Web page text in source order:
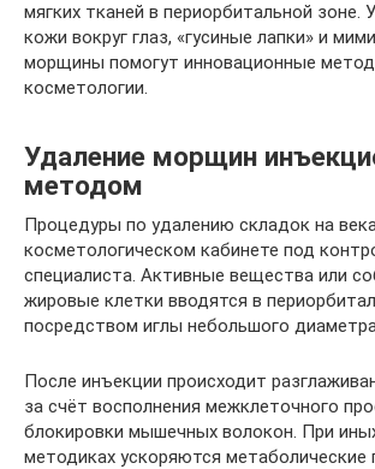
мягких тканей в периорбитальной зоне.
кожи вокруг глаз, «гусиные лапки» и
морщины помогут инновационные
косметологии.
Удаление морщин
методом
Процедуры по удалению складок на
косметологическом кабинете под
специалиста. Активные вещества или
жировые клетки вводятся в
посредством иглы небольшого
После инъекции происходит
за счёт восполнения межклеточного
блокировки мышечных волокон. При
методиках ускоряются метаболические